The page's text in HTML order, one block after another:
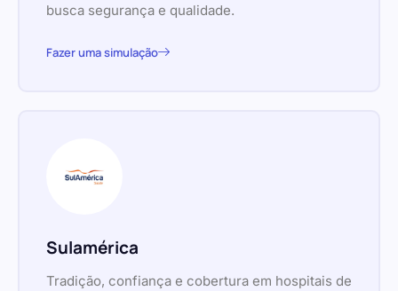
busca segurança e qualidade.
Fazer uma simulação
Sulamérica
Tradição, confiança e cobertura em hospitais de